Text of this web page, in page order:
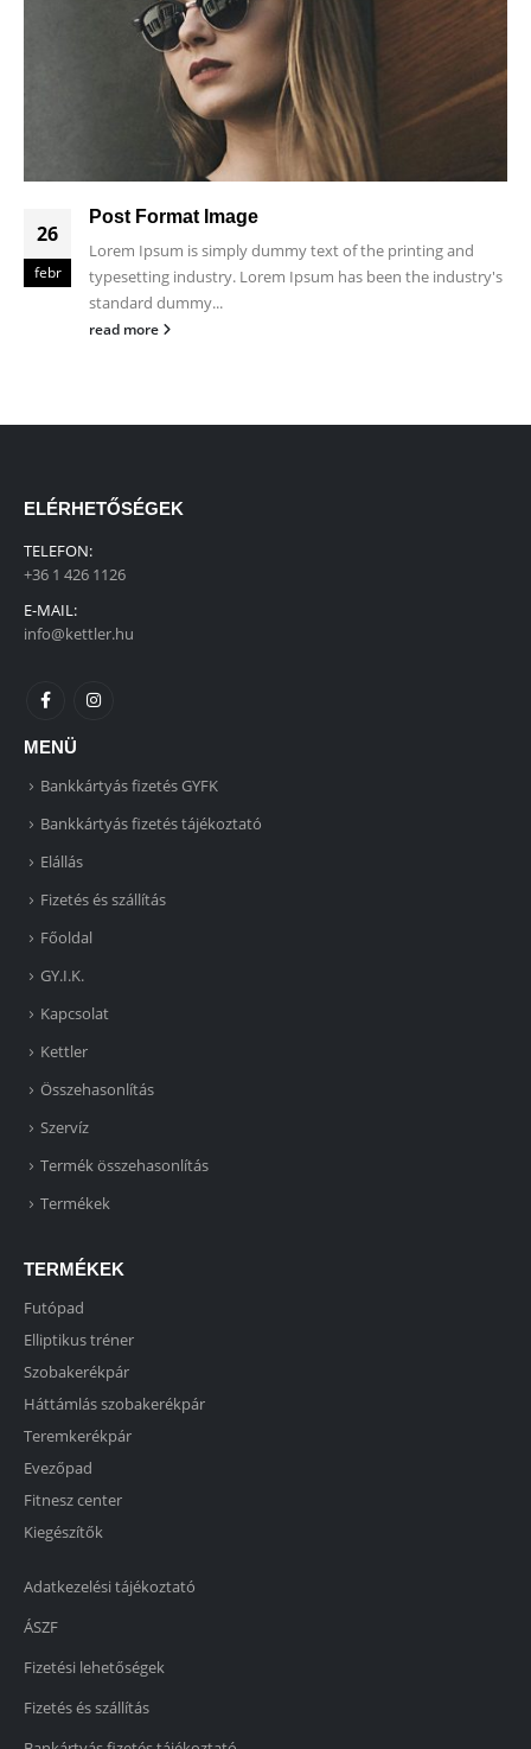
26
febr
Post Format Image
Lorem Ipsum is simply dummy text of the printing and
typesetting industry. Lorem Ipsum has been the industry's
standard dummy...
read more
ELÉRHETŐSÉGEK
TELEFON:
+36 1 426 1126
E-MAIL:
info@kettler.hu
MENÜ
Bankkártyás fizetés GYFK
Bankkártyás fizetés tájékoztató
Elállás
Fizetés és szállítás
Főoldal
GY.I.K.
Kapcsolat
Kettler
Összehasonlítás
Szervíz
Termék összehasonlítás
Termékek
TERMÉKEK
Futópad
Elliptikus tréner
Szobakerékpár
Háttámlás szobakerékpár
Teremkerékpár
Evezőpad
Fitnesz center
Kiegészítők
Adatkezelési tájékoztató
ÁSZF
Fizetési lehetőségek
Fizetés és szállítás